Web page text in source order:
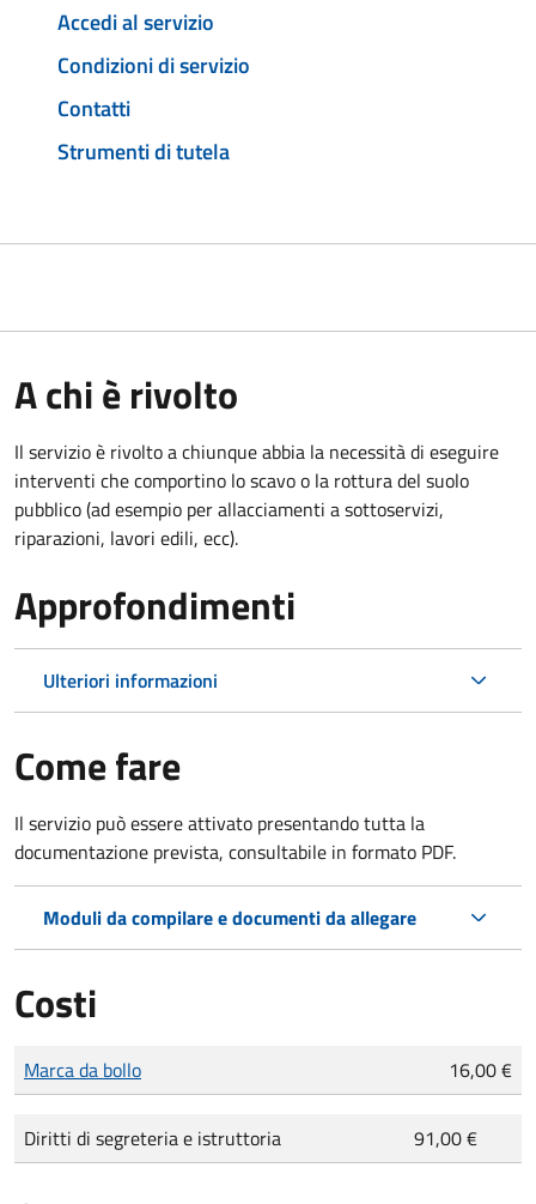
Accedi al servizio
Condizioni di servizio
Contatti
Strumenti di tutela
A chi è rivolto
Il servizio è rivolto a chiunque abbia la necessità di eseguire
interventi che comportino lo scavo o la rottura del suolo
pubblico (ad esempio per allacciamenti a sottoservizi,
riparazioni, lavori edili, ecc).
Approfondimenti
Ulteriori informazioni
Come fare
Il servizio può essere attivato presentando tutta la
documentazione prevista, consultabile in formato PDF.
Moduli da compilare e documenti da allegare
Costi
Tipo di pagamento
Importo
Marca da bollo 16,00 €
Diritti di segreteria e istruttoria 91,00 €